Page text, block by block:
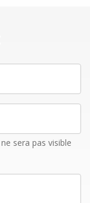
sera pas visible